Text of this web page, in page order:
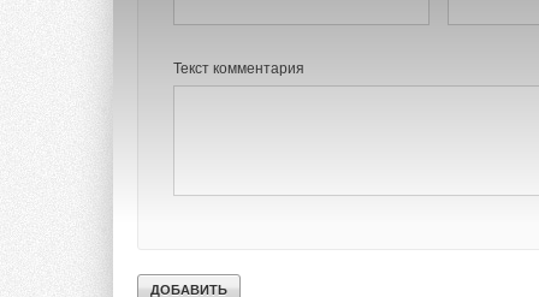
Текст комментария